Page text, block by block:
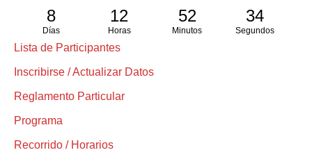
8
Días
12
Horas
52
Minutos
34
Segundos
Lista de Participantes
Inscribirse / Actualizar Datos
Reglamento Particular
Programa
Recorrido / Horarios